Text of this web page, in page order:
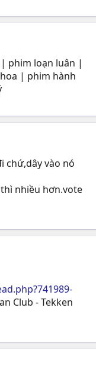
phim loạn luân |
| phim hành
chứ,dây vào nó
nhiều hơn.vote
Club - Tekken